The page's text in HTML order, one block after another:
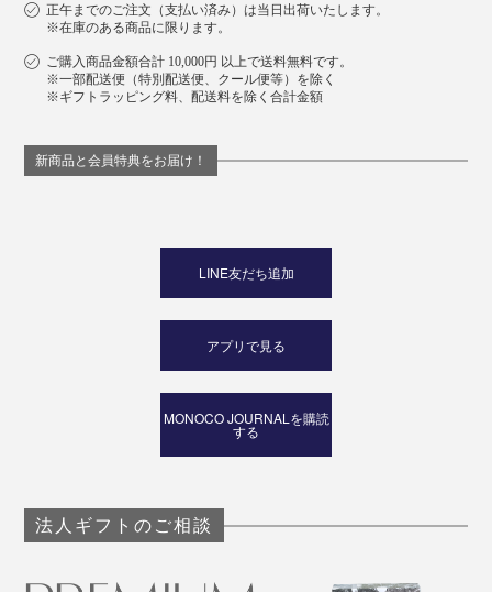
正午までのご注文（支払い済み）は当日出荷いたします。
※在庫のある商品に限ります。
ご購入商品金額合計 10,000円 以上で送料無料です。
※一部配送便（特別配送便、クール便等）を除く
※ギフトラッピング料、配送料を除く合計金額
新商品と会員特典をお届け！
LINE友だち追加
アプリで見る
MONOCO JOURNALを購読
する
法人ギフトのご相談